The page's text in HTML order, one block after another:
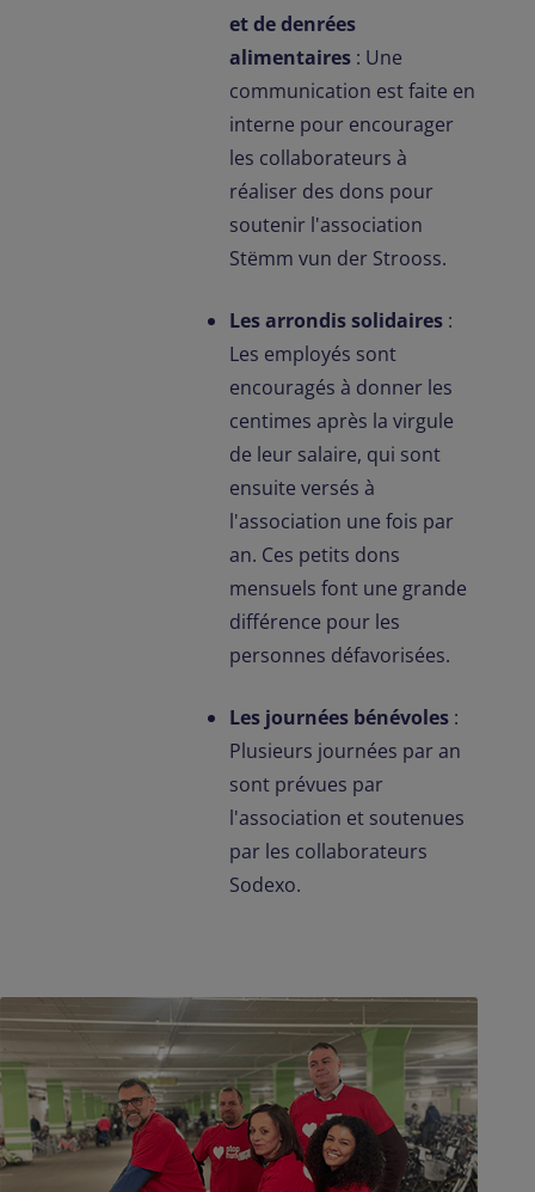
et de denrées
alimentaires : Une
communication est faite en
interne pour encourager
les collaborateurs à
réaliser des dons pour
soutenir l'association
Stëmm vun der Strooss.
Les arrondis solidaires :
Les employés sont
encouragés à donner les
centimes après la virgule
de leur salaire, qui sont
ensuite versés à
l'association une fois par
an. Ces petits dons
mensuels font une grande
différence pour les
personnes défavorisées.
Les journées bénévoles :
Plusieurs journées par an
sont prévues par
l'association et soutenues
par les collaborateurs
Sodexo.